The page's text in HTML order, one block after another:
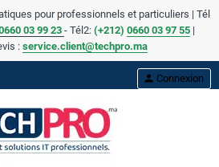
pour professionnels et particuliers | Tél
03 99 23 - Tél2: (+212) 0660 03 97 55 |
:service.client@techpro.ma
person Connexion